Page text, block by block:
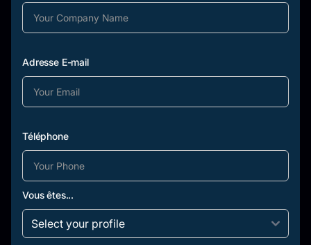
Adresse E-mail
Téléphone
Vous êtes...